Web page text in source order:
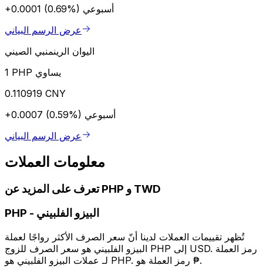
+0.0001 (0.69%) أسبوعي
عرض الرسم البياني
اليوان الرينمنبي الصيني
1 PHP يساوي
0.110919 CNY
+0.0007 (0.59%) أسبوعي
عرض الرسم البياني
معلومات العملات
تعرف على المزيد عن PHP و TWD
PHP - البيزو الفلبيني
تُظهر تقييمات العملات لدينا أنّ سعر الصرف الأكثر رواجًا لعملة
البيزو الفلبيني هو سعر الصرف للزوج PHP إلى USD. رمز العملة
لـ عملات البيزو الفلبيني هو PHP. رمز العملة هو ₱.